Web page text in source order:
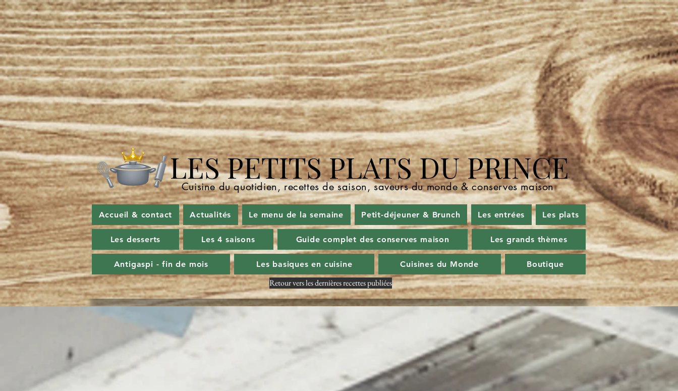
LES PETITS PLATS DU PRINCE
Cuisine du quotidien, recettes de saison, saveurs du monde & conserves maison
Accueil & contact Actualités Le menu de la semaine Petit-déjeuner & Brunch Les entrées Les plats
Les desserts Les 4 saisons Guide complet des conserves maison Les grands thèmes
Antigaspi - fin de mois Les basiques en cuisine Cuisines du Monde Boutique
Retour vers les dernières recettes publiées